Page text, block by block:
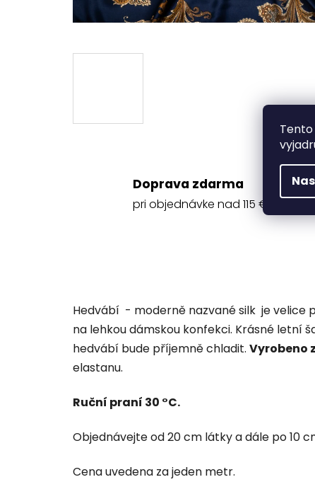
Doprava zdarma
pri objednávke nad 115 €
Hedvábí - moderně nazvané silk je velice
na lehkou dámskou konfekci. Krásné letní
hedvábí bude příjemně chladit. Vyrobeno
elastanu.
Ruční praní 30 °C.
Objednávejte od 20 cm látky a dále po 10
Cena uvedena za jeden metr.